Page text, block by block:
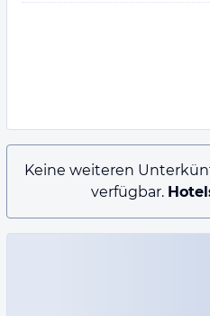
Keine weiteren
verfügbar.